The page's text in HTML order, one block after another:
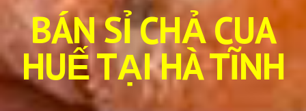
BÁN SỈ CHẢ CUA
HUẾ TẠI HÀ TĨNH